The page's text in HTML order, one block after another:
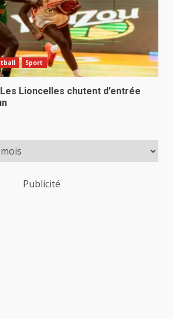
Sport
Lioncelles chutent d’entrée
Publicité